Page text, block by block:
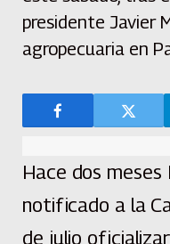
presidente Javier
agropecuaria en
Hace dos meses
notificado a la
de julio